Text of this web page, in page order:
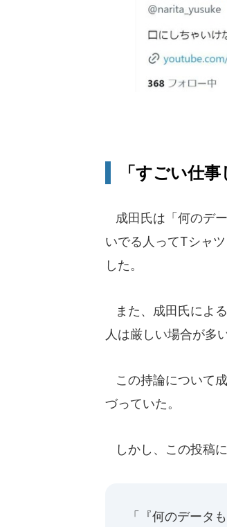
「すごい仕
成田氏は「何のデ
いでる人ってTシャ
した。
また、成田氏によ
人は厳しい場合が多
この持論について
づっていた。
しかし、この投稿に
「『何のデータ